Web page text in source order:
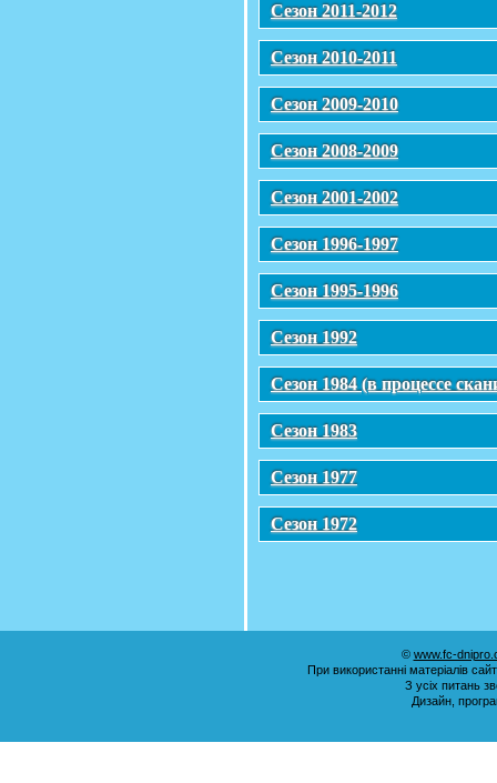
Сезон 2011-2012
Сезон 2010-2011
Сезон 2009-2010
Сезон 2008-2009
Сезон 2001-2002
Сезон 1996-1997
Сезон 1995-1996
Сезон 1992
Сезон 1984 (в процессе
Сезон 1983
Сезон 1977
Сезон 1972
© www.fc-
При використанні матеріалів
З усіх питань
Дизайн,